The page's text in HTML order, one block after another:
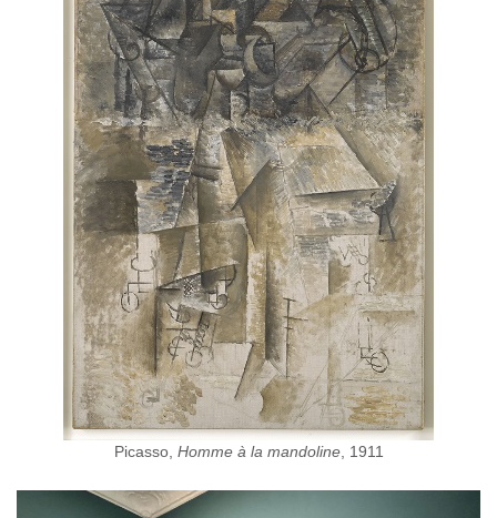
Picasso, Homme à la mandoline, 1911